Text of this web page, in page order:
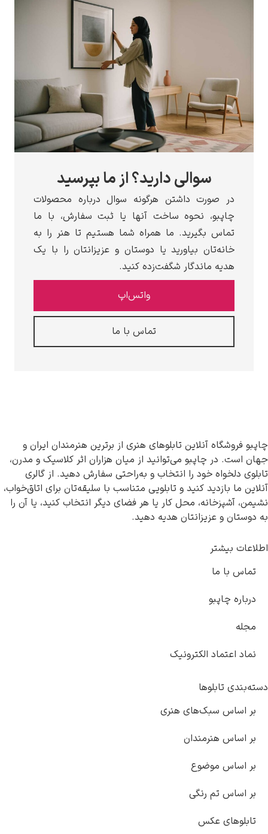
سوالی دارید؟ از ما بپرسید
صورت داشتن هرگونه سوال درباره محصولات
نحوه ساخت آنها یا ثبت سفارش، با ما
بگیرید. ما همراه شما هستیم تا هنر را به
بیاورید یا دوستان و عزیزانتان را با یک
ماندگار شگفت‌زده کنید.
تماس با ما
آنلاین تابلوهای هنری از برترین هنرمندان ایران و
چاپبو می‌توانید از میان هزاران اثر کلاسیک و مدرن،
خود را انتخاب و به‌راحتی سفارش دهید. از گالری
کنید و تابلویی متناسب با سلیقه‌تان برای اتاق‌خواب،
محل کار یا هر فضای دیگر انتخاب کنید، یا آن را
و عزیزانتان هدیه دهید.
ما
الکترونیک
سبک‌های هنری
هنرمندان
موضوع
تم رنگی
عکس